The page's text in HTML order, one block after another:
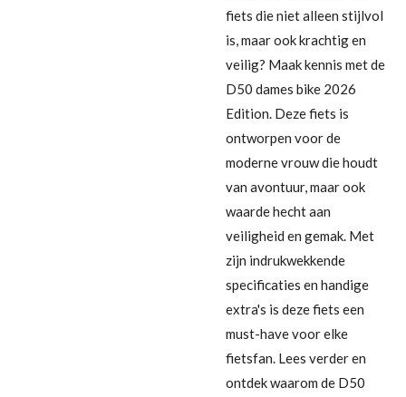
fiets die niet alleen stijlvol
is, maar ook krachtig en
veilig? Maak kennis met de
D50 dames bike 2026
Edition. Deze fiets is
ontworpen voor de
moderne vrouw die houdt
van avontuur, maar ook
waarde hecht aan
veiligheid en gemak. Met
zijn indrukwekkende
specificaties en handige
extra's is deze fiets een
must-have voor elke
fietsfan. Lees verder en
ontdek waarom de D50